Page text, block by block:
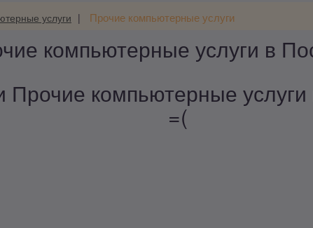
услуги Прочие компьютерные услуги
компьютерные услуги в
Прочие компьютерные услуги
=(